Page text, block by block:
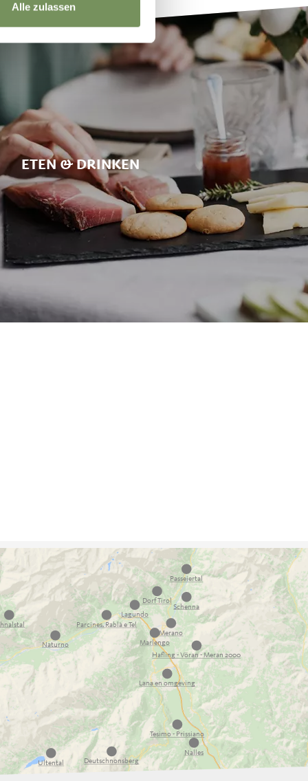
Alle zulassen
ETEN & DRINKEN
Naturno
Lagundo
Parcines, Rablà e Tel
Marlengo
Nalles
Tesimo - Prissiano
Deutschnonsberg
Ultental
Lana en omgeving
Hafling - Vöran - Meran 2000
Schenna
Passeiertal
Merano
Dorf Tirol